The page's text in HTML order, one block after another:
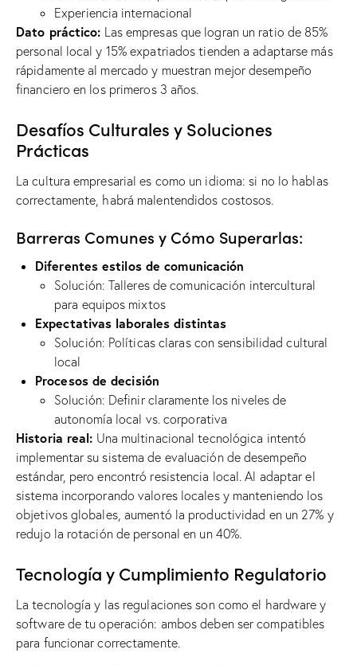
Experiencia internacional
Dato práctico: Las empresas que logran un ratio de 85%
personal local y 15% expatriados tienden a adaptarse más
rápidamente al mercado y muestran mejor desempeño
financiero en los primeros 3 años.
Desafíos Culturales y Soluciones
Prácticas
La cultura empresarial es como un idioma: si no lo hablas
correctamente, habrá malentendidos costosos.
Barreras Comunes y Cómo Superarlas:
Diferentes estilos de comunicación
Solución: Talleres de comunicación intercultural
para equipos mixtos
Expectativas laborales distintas
Solución: Políticas claras con sensibilidad cultural
local
Procesos de decisión
Solución: Definir claramente los niveles de
autonomía local vs. corporativa
Historia real: Una multinacional tecnológica intentó
implementar su sistema de evaluación de desempeño
estándar, pero encontró resistencia local. Al adaptar el
sistema incorporando valores locales y manteniendo los
objetivos globales, aumentó la productividad en un 27% y
redujo la rotación de personal en un 40%.
Tecnología y Cumplimiento Regulatorio
La tecnología y las regulaciones son como el hardware y
software de tu operación: ambos deben ser compatibles
para funcionar correctamente.